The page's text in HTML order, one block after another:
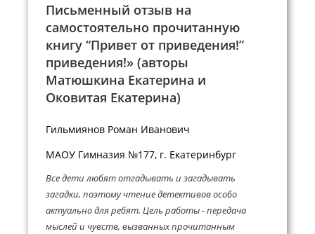
Письменный отзыв на
самостоятельно прочитанную
книгу “Привет от приведения!”
приведения!» (авторы
Матюшкина Екатерина и
Оковитая Екатерина)
Гильмиянов Роман Иванович
МАОУ Гимназия №177, г. Екатеринбург
Все дети любят отгадывать и загадывать
загадки, поэтому чтение детективов особо
актуально для ребят. Цель работы - передача
мыслей и чувств, вызванных прочитанным